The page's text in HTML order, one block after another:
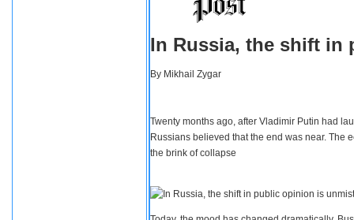
In Russia, the shift in
By Mikhail Zygar
Twenty months ago, after Vladimir Putin had
Russians believed that the end was near. The
the brink of collapse